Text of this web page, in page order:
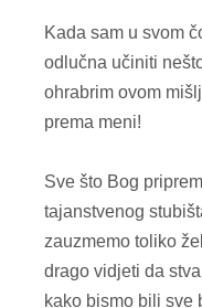
Kada sam u svom
odlučna učiniti
ohrabrim ovom
prema meni!
Sve što Bog
tajanstvenog
zauzmemo toliko
drago vidjeti da
kako bismo bili sve